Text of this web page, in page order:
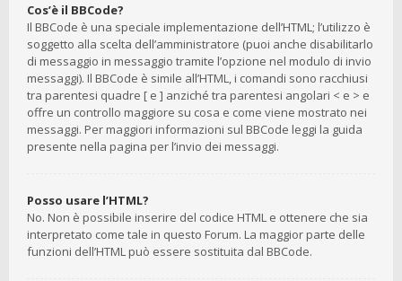
Cos’è il BBCode?
Il BBCode è una speciale implementazione dell’HTML; l’utilizzo è
soggetto alla scelta dell’amministratore (puoi anche disabilitarlo
di messaggio in messaggio tramite l’opzione nel modulo di invio
messaggi). Il BBCode è simile all’HTML, i comandi sono racchiusi
tra parentesi quadre [ e ] anziché tra parentesi angolari < e > e
offre un controllo maggiore su cosa e come viene mostrato nei
messaggi. Per maggiori informazioni sul BBCode leggi la guida
presente nella pagina per l’invio dei messaggi.
Posso usare l’HTML?
No. Non è possibile inserire del codice HTML e ottenere che sia
interpretato come tale in questo Forum. La maggior parte delle
funzioni dell’HTML può essere sostituita dal BBCode.